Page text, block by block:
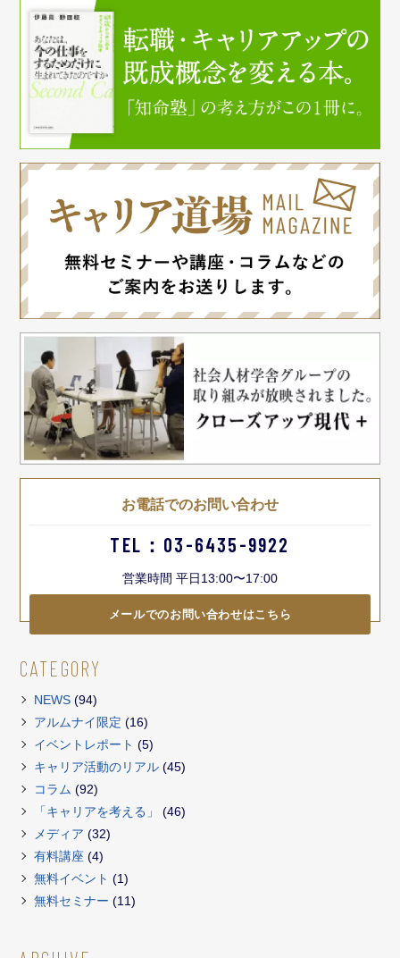
お電話でのお問い合わせ
TEL：03-6435-9922
営業時間 平日13:00〜17:00
メールでのお問い合わせはこちら
CATEGORY
NEWS (94)
アルムナイ限定 (16)
イベントレポート (5)
キャリア活動のリアル (45)
コラム (92)
「キャリアを考える」
(46)
メディア (32)
有料講座 (4)
無料イベント (1)
無料セミナー (11)